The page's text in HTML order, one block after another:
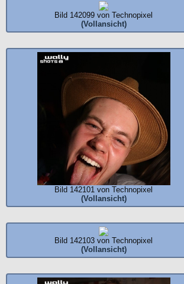
Bild 142099 von Technopixel
(Vollansicht)
Bild 142101 von Technopixel
(Vollansicht)
Bild 142103 von Technopixel
(Vollansicht)